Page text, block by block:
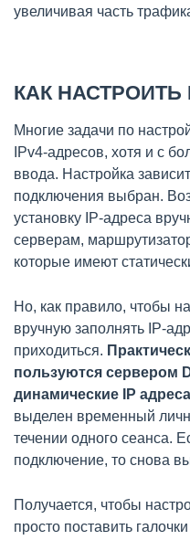
увеличивая часть
КАК НАСТРОИТЬ
Многие задачи по
IPv4-адресов, хотя и с
ввода. Настройка
подключения выбран.
установку IP-адреса
серверам,
которые имеют
Но, как правило, чтобы
вручную заполнять IP-
приходиться.
пользуются сервером
динамические IP
выделен временный
течении одного сеанса.
подключение, то снова
Получается, чтобы
просто поставить